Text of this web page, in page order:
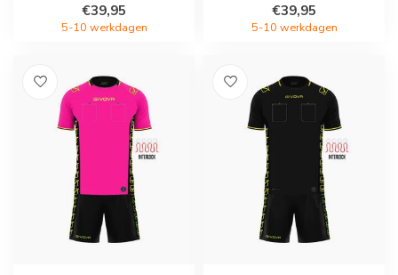
€39,95
5-10 werkdagen
€39,95
5-10 werkdagen